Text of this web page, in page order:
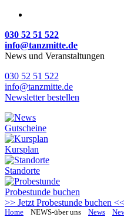
030 52 51 522
info@tanzmitte.de
News und Veranstaltungen
030 52 51 522
info@tanzmitte.de
Newsletter bestellen
Gutscheine
Kursplan
Standorte
Probestunde buchen
>> Jetzt Probestunde buchen <<
Home NEWS-über uns News